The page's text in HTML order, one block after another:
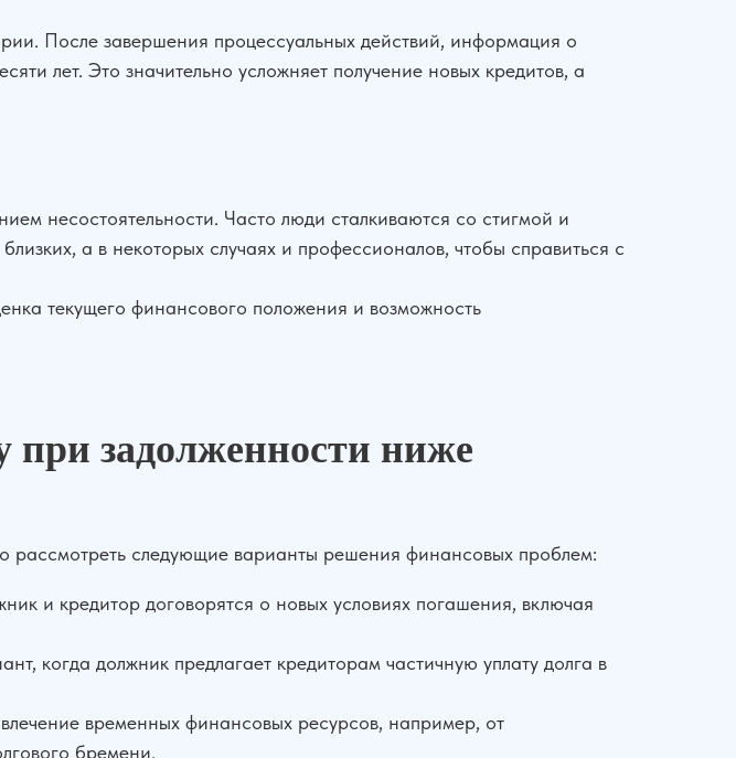
После завершения процессуальных действий, информация о
лет. Это значительно усложняет получение новых кредитов, а
несостоятельности. Часто люди сталкиваются со стигмой и
а в некоторых случаях и профессионалов, чтобы справиться с
текущего финансового положения и возможность
при задолженности ниже
рассмотреть следующие варианты решения финансовых проблем:
и кредитор договорятся о новых условиях погашения, включая
когда должник предлагает кредиторам частичную уплату долга в
временных финансовых ресурсов, например, от
бремени.